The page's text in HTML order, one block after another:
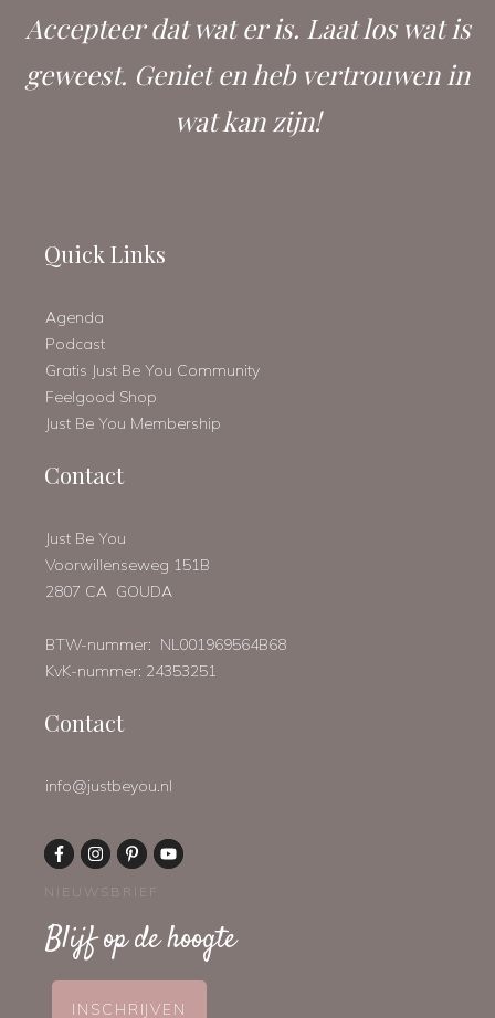
Accepteer dat wat er is. Laat los wat is
geweest. Geniet en heb vertrouwen in
wat kan zijn!
Quick Links
Agenda
Podcast
Gratis Just Be You Community
Feelgood Shop
Just Be You Membership
Contact
Just Be You
Voorwillenseweg 151B
2807 CA GOUDA
BTW-nummer: NL001969564B68
KvK-nummer: 24353251
Contact
info@justbeyou.nl
NIEUWSBRIEF
Blijf op de hoogte
INSCHRIJVEN